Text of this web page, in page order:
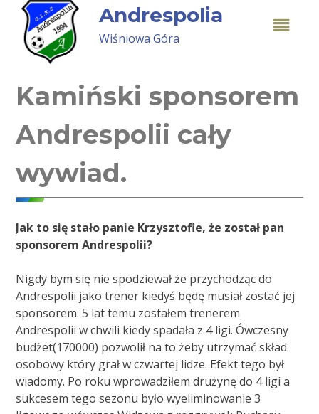
Skip
content
Andrespolia
Wiśniowa Góra
Kamiński sponsorem
Andrespolii cały
wywiad.
Jak to się stało panie Krzysztofie, że został pan
sponsorem Andrespolii?
Nigdy bym się nie spodziewał że przychodząc do
Andrespolii jako trener kiedyś będę musiał zostać jej
sponsorem. 5 lat temu zostałem trenerem
Andrespolii w chwili kiedy spadała z 4 ligi. Ówczesny
budżet(170000) pozwolił na to żeby utrzymać skład
osobowy który grał w czwartej lidze. Efekt tego był
wiadomy. Po roku wprowadziłem drużynę do 4 ligi a
sukcesem tego sezonu było wyeliminowanie 3